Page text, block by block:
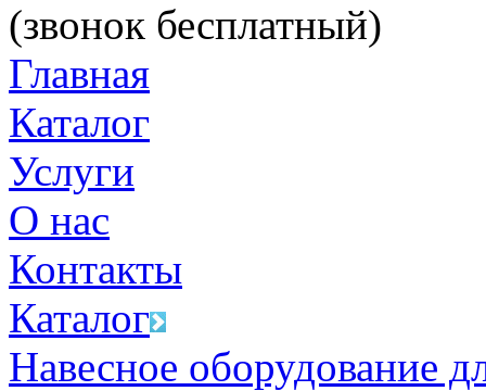
(звонок бесплатный)
Главная
Каталог
Услуги
О нас
Контакты
Каталог
Навесное оборудование